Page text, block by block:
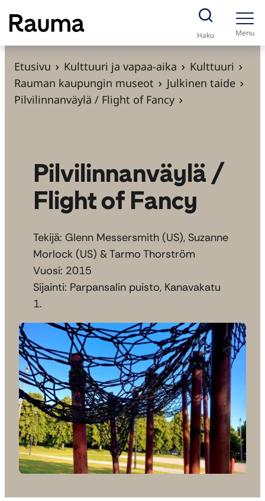
S
i
Haku Menu
Etusivu Kulttuuri ja vapaa-aika
Kulttuuri
Rauman kaupungin museot
Julkinen taide
Pilvilinnanväylä / Flight of Fancy
Pilvilinnanväylä /
Flight of Fancy
Tekijä: Glenn Messersmith (US), Suzanne
Morlock (US) & Tarmo Thorström
Vuosi: 2015
Sijainti: Parpansalin puisto, Kanavakatu
1.